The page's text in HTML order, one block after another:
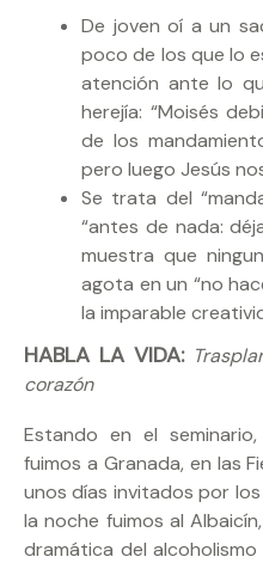
De joven oí a un
poco de los que lo
atención ante lo
herejía: “Moisés
de los
pero luego Jesús
Se trata del
“antes de nada:
muestra que
agota en un “no
la imparable
HABLA LA VIDA:
corazón
Estando en el
fuimos a Granada, en las
unos días invitados por
la noche fuimos al
dramática del alcoholismo